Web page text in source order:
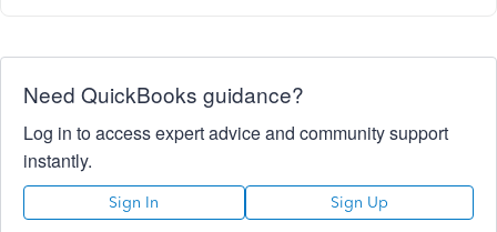
Need QuickBooks guidance?
Log in to access expert advice and community support
instantly.
Sign In Sign Up